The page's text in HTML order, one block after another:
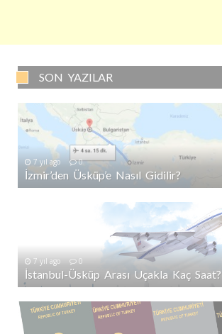
SON YAZILAR
7 yıl ago 0
İzmir’den Üsküp’e Nasıl Gidilir?
7 yıl ago 0
İstanbul-Üsküp Arası Uçakla Kaç Saat?